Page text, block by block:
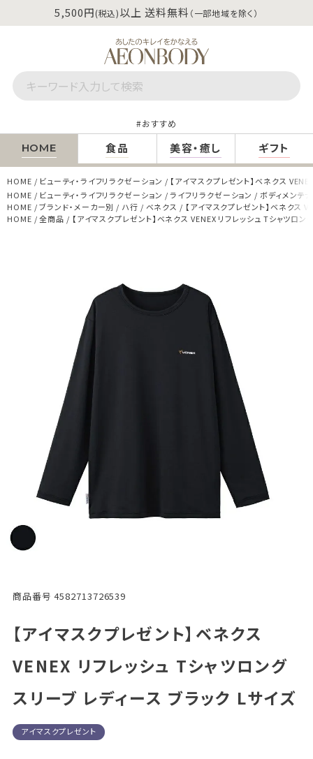
5,500円(税込)以上 送料無料 （一部地域を除く）
おすすめ
HOME 食品 美容・癒し ギフト
HOME ビューティ・ライフリラクゼーション
【アイマスクプレゼント】ベネクス
HOME
ビューティ・ライフリラクゼーション ライフリラクゼーション
ボディメンテ
HOME
ブランド・メーカー別 ハ行 ベネクス
【アイマスクプレゼント】ベネクス
HOME
全商品 【アイマスクプレゼント】ベネクス VENEX リフレッシュ Tシャツロ
商品番号 4582713726539
【アイマスクプレゼント】ベネクス
VENEX リフレッシュ Tシャツロング
スリーブ レディース ブラック Lサイズ
アイマスクプレゼント